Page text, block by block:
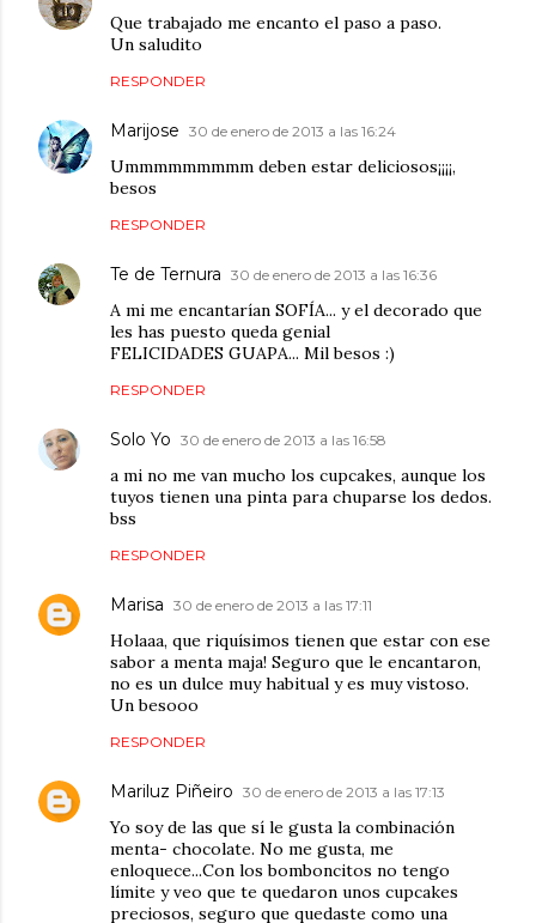
Que trabajado me encanto el paso a paso.
Un saludito
RESPONDER
Marijose 30 de enero de 2013 a las 16:24
Ummmmmmmmm deben estar deliciosos¡¡¡¡,
besos
RESPONDER
Te de Ternura 30 de enero de 2013 a las 16:36
A mi me encantarían SOFÍA... y el decorado que
les has puesto queda genial
FELICIDADES GUAPA... Mil besos :)
RESPONDER
Solo Yo 30 de enero de 2013 a las 16:58
a mi no me van mucho los cupcakes, aunque los
tuyos tienen una pinta para chuparse los dedos.
bss
RESPONDER
Marisa 30 de enero de 2013 a las 17:11
Holaaa, que riquísimos tienen que estar con ese
sabor a menta maja! Seguro que le encantaron,
no es un dulce muy habitual y es muy vistoso.
Un besooo
RESPONDER
Mariluz Piñeiro 30 de enero de 2013 a las 17:13
Yo soy de las que sí le gusta la combinación
menta- chocolate. No me gusta, me
enloquece...Con los bomboncitos no tengo
límite y veo que te quedaron unos cupcakes
preciosos, seguro que quedaste como una